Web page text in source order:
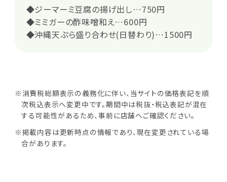
◆ジーマーミ豆腐の揚げ出し…750円
◆ミミガーの酢味噌和え…600円
◆沖縄天ぷら盛り合わせ(日替わり)…1500円
※消費税総額表示の義務化に伴い、当サイトの価格表記を順
次税込表示へ変更中です。期間中は税抜・税込表記が混在
する可能性があるため、事前に店舗へご確認ください。
※掲載内容は更新時点の情報であり、現在変更されている場
合があります。